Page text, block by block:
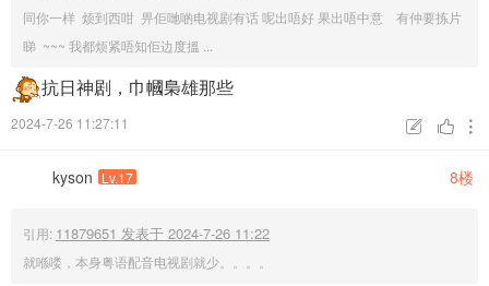
同你一样 烦到西咁 畀佢哋啲电视剧有话 呢出唔好 果出唔中意 有仲要拣片
睇 ~~~ 我都烦紧唔知佢边度搵 ...
抗日神剧，巾幗梟雄那些
2024-7-26 11:27:11  

kyson Lv.17 8楼
引用: 11879651 发表于 2024-7-26 11:22
就喺喽，本身粤语配音电视剧就少。。。。